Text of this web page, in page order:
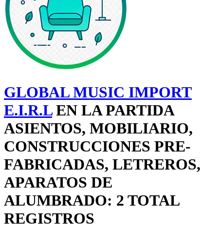
GLOBAL MUSIC IMPORT
E.I.R.LEN LA PARTIDA
ASIENTOS, MOBILIARIO,
CONSTRUCCIONES PRE-
FABRICADAS, LETREROS,
APARATOS DE
ALUMBRADO: 2 TOTAL
REGISTROS